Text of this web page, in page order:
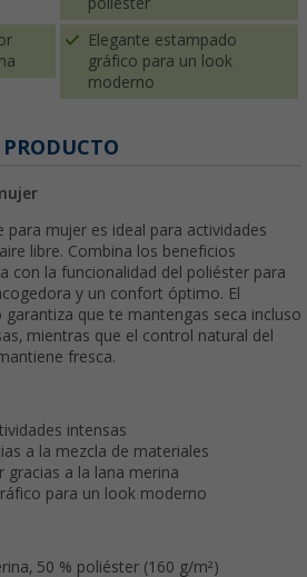
Elegante estampado
gráfico para un look
moderno
para mujer es ideal para actividades
libre. Combina los beneficios
con la funcionalidad del poliéster para
y un confort óptimo. El
que te mantengas seca incluso
mientras que el control natural del
fresca.
intensas
a la mezcla de materiales
a la lana merina
para un look moderno
50 % poliéster (160 g/m²)